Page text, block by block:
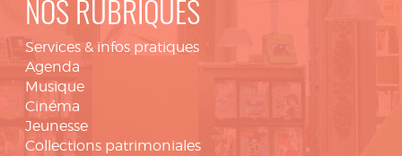
NOS RUBRIQUES
Services & infos pratiques
Agenda
Musique
Cinéma
Jeunesse
Collections patrimoniales